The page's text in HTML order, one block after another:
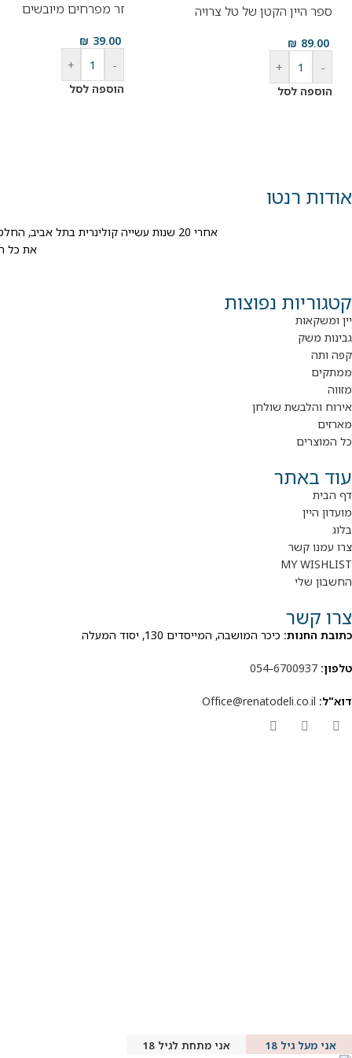
ספר היין הקטן של טל צרויה
89.00
₪
-
+
הוספה לסל
זר מפרחים מיובשים
39.00
₪
-
+
הוספה לסל
אודות רנטו
אחרי 20 שנות עשייה קולינרית בתל אביב, החלטנו להגשים חלום ישן ולפתוח חנות טעימה ובה מגוון עשיר של יינות, גבינות, דליקטסים ופתרונות אירוח לאנשים שאוהבים לאכול, לשמוח וליהנות מהחיים.
את כל
קטגוריות נפוצות
יין ומשקאות
גבינות משק
קפה ותה
ממתקים
מזווה
אירוח והלבשת שולחן
מארזים
כל המוצרים
עוד באתר
דף הבית
מועדון היין
בלוג
צרו עמנו קשר
MY WISHLIST
החשבון שלי
צרו קשר
כתובת החנות: כיכר המושבה, המייסדים 130, יסוד המעלה
טלפון: 054-6700937
דוא"ל: Office@renatodeli.co.il
אני מעל גיל 18 אני מתחת לגיל 18